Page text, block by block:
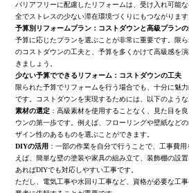
バリアフリーに配慮したリフォームは、受け入れ可能
全でストレスの少ない滞在環境づくりにもつながります
予算別リフォームプラン：コストダウンと高級プラン
予算に応じたプランを選ぶことが非常に重要です。限
のコストダウンの工夫と、予算を多くかけて高級感を
きましょう。
少ない予算でできるリフォーム：コストダウンの工夫
限られた予算でリフォームを行う場合でも、十分に魅
です。コストダウンを実現するためには、以下のような
素材の選定 ：高級素材を使用することなく、見た目を
ウンの第一歩です。例えば、フローリングや壁紙など
ザイン性のあるものを選ぶことができます。
DIYの活用 ：一部の作業を自分で行うことで、工事費
えば、簡単な壁の塗装や家具の組み立て、装飾棚の設
あればDIYでも対応しやすい工事です。
ただし、電気工事や水回り工事など、資格が必要な工